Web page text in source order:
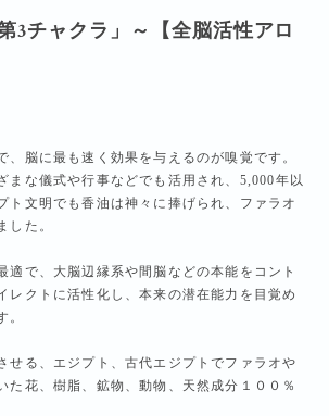
3チャクラ」～【全脳活性アロ
、脳に最も速く効果を与えるのが嗅覚です。
まな儀式や行事などでも活用され、5,000年以
ト文明でも香油は神々に捧げられ、ファラオ
した。
適で、大脳辺縁系や間脳などの本能をコント
レクトに活性化し、本来の潜在能力を目覚め
。
せる、エジプト、古代エジプトでファラオや
た花、樹脂、鉱物、動物、天然成分１００％